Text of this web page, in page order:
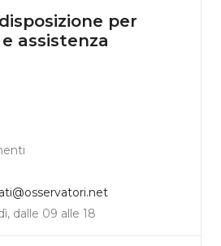
per
assistenza
dalle 09 alle 18